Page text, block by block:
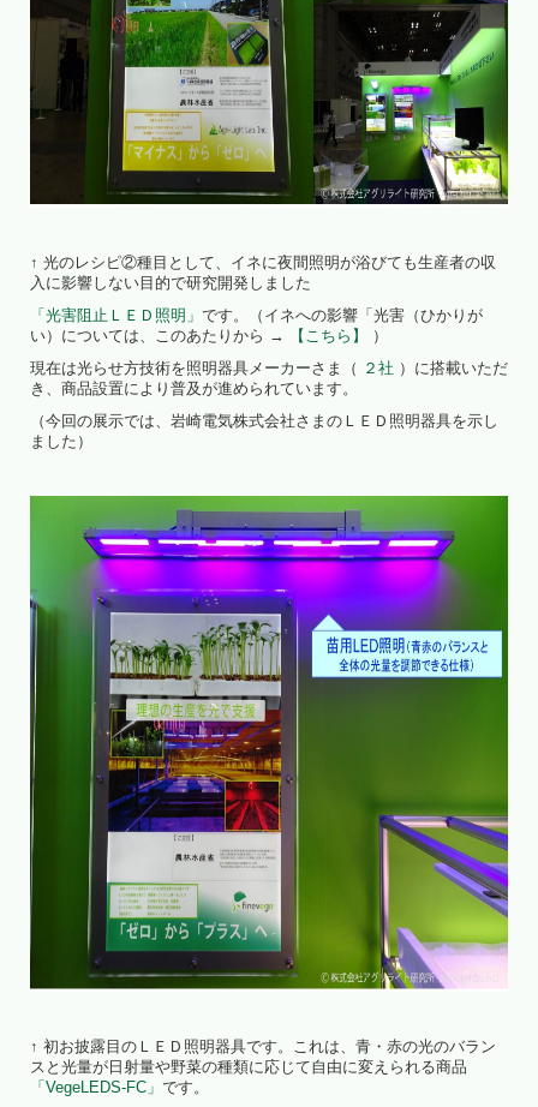
↑ 光のレシピ②種目として、イネに夜間照明が浴びても生産者の収
入に影響しない目的で研究開発しました
「光害阻止ＬＥＤ照明」 です。（イネへの影響「光害（ひかりが
い）については、このあたりから →
【こちら】
）
現在は光らせ方技術を照明器具メーカーさま（ ２社 ）に搭載いただ
き、商品設置により普及が進められています。
（今回の展示では、岩崎電気株式会社さまのＬＥＤ照明器具を示し
ました）
↑ 初お披露目のＬＥＤ照明器具です。これは、青・赤の光のバラン
スと光量が日射量や野菜の種類に応じて自由に変えられる商品
「VegeLEDS-FC」 です。